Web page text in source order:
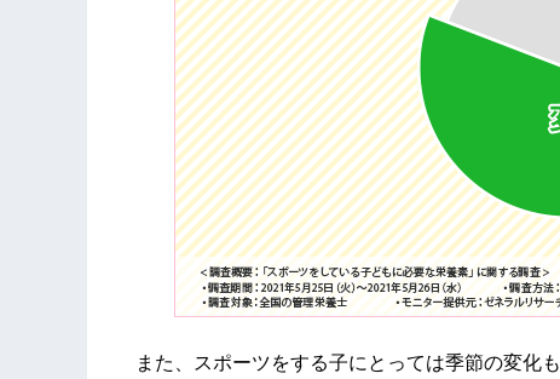
また、スポーツをする子にとっては季節の変化